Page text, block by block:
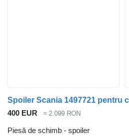
Spoiler Scania 1497721 pentru
400 EUR
≈ 2.099 RON
Piesă de schimb - spoiler